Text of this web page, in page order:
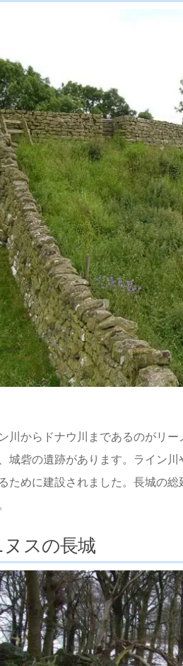
川からドナウ川まであるのがリ
城砦の遺跡があります。ライン
ために建設されました。長城の
スの長城